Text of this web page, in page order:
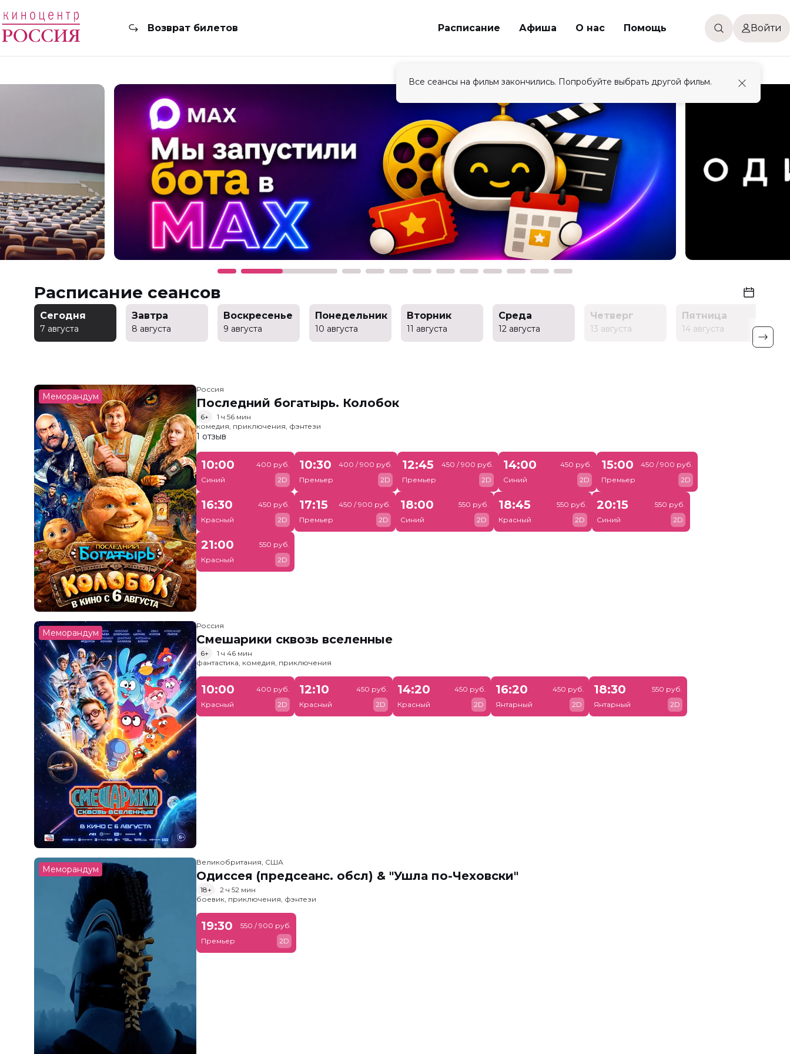
Возврат билетов Расписание Афиша О нас Помощь Войти
Расписание сеансов
Сегодня
7 августа
Завтра
8 августа
Воскресенье
9 августа
Понедельник
10 августа
Вторник
11 августа
Среда
12 августа
Четверг
13 августа
Пятница
14 августа
Меморандум
Россия
Последний богатырь. Колобок
6+
1 ч 56 мин
комедия, приключения, фэнтези
1 отзыв
10:00
Синий
400 руб.
2D
10:30
Премьер
400 / 900 руб.
2D
12:45
Премьер
450 / 900 руб.
2D
14:00
Синий
450 руб.
2D
15:00
Премьер
450 / 900 руб.
2D
16:30
Красный
450 руб.
2D
17:15
Премьер
450 / 900 руб.
2D
18:00
Синий
550 руб.
2D
18:45
Красный
550 руб.
2D
20:15
Синий
550 руб.
2D
21:00
Красный
550 руб.
2D
Меморандум
Россия
Смешарики сквозь вселенные
6+
1 ч 46 мин
фантастика, комедия, приключения
10:00
Красный
400 руб.
2D
12:10
Красный
450 руб.
2D
14:20
Красный
450 руб.
2D
16:20
Янтарный
450 руб.
2D
18:30
Янтарный
550 руб.
2D
Меморандум
Великобритания, США
Одиссея (предсеанс. обсл) & "Ушла по-Чеховски"
18+
2 ч 52 мин
боевик, приключения, фэнтези
19:30
Премьер
550 / 900 руб.
2D
Все сеансы на фильм закончились. Попробуйте выбрать другой фильм.